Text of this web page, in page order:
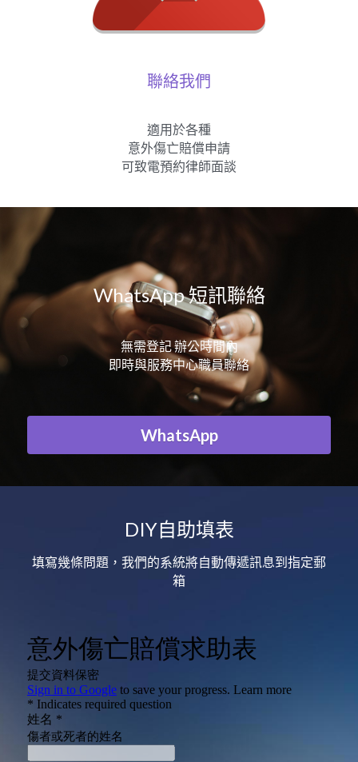
聯絡我們
適用於各種
意外傷亡賠償申請
可致電預約律師面談
WhatsApp 短訊聯絡
無需登記 辦公時間內
即時與服務中心職員聯絡
WhatsApp
DIY自助填表
填寫幾條問題，我們的系統將自動傳遞訊息到指定郵
箱